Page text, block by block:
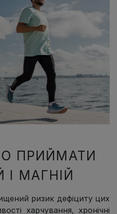
ПРИЙМАТИ
І МАГНІЙ
ризик дефіциту цих
харчування, хронічні